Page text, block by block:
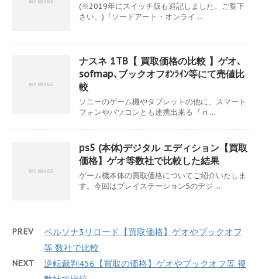
(※2019年にスイッチ版も追記しました。ご覧下
さい。)『ソードアート・オンライ ...
ナスネ 1TB【 買取価格の比較 】ゲオ､
sofmap､ブックオフｵﾝﾗｲﾝ等にて売値比
較
ソニーのゲーム機やタブレットの他に、スマート
フォンやパソコンとも連携出来る『 n ...
ps5 (本体)デジタル エディション【買取
価格】ゲオ等数社で比較した結果
ゲーム機本体の買取価格についてご紹介いたしま
す。今回はプレイステーション5のデジ ...
PREV
ペルソナ3リロード【買取価格】ゲオやブックオフ
等 数社で比較
NEXT
逆転裁判456【買取の価格】ゲオやブックオフ等 複